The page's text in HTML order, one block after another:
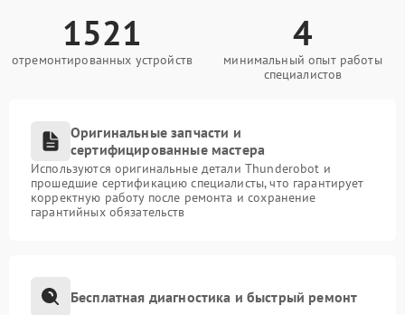
1521
отремонтированных устройств
4
минимальный опыт работы
специалистов
Оригинальные запчасти и
сертифицированные мастера
Используются оригинальные детали Thunderobot и
прошедшие сертификацию специалисты, что гарантирует
корректную работу после ремонта и сохранение
гарантийных обязательств
Бесплатная диагностика и быстрый ремонт